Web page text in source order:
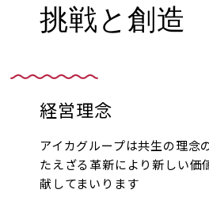
挑戦と創造
経営理念
アイカグループは共生の理念
たえざる革新により新しい価
献してまいります